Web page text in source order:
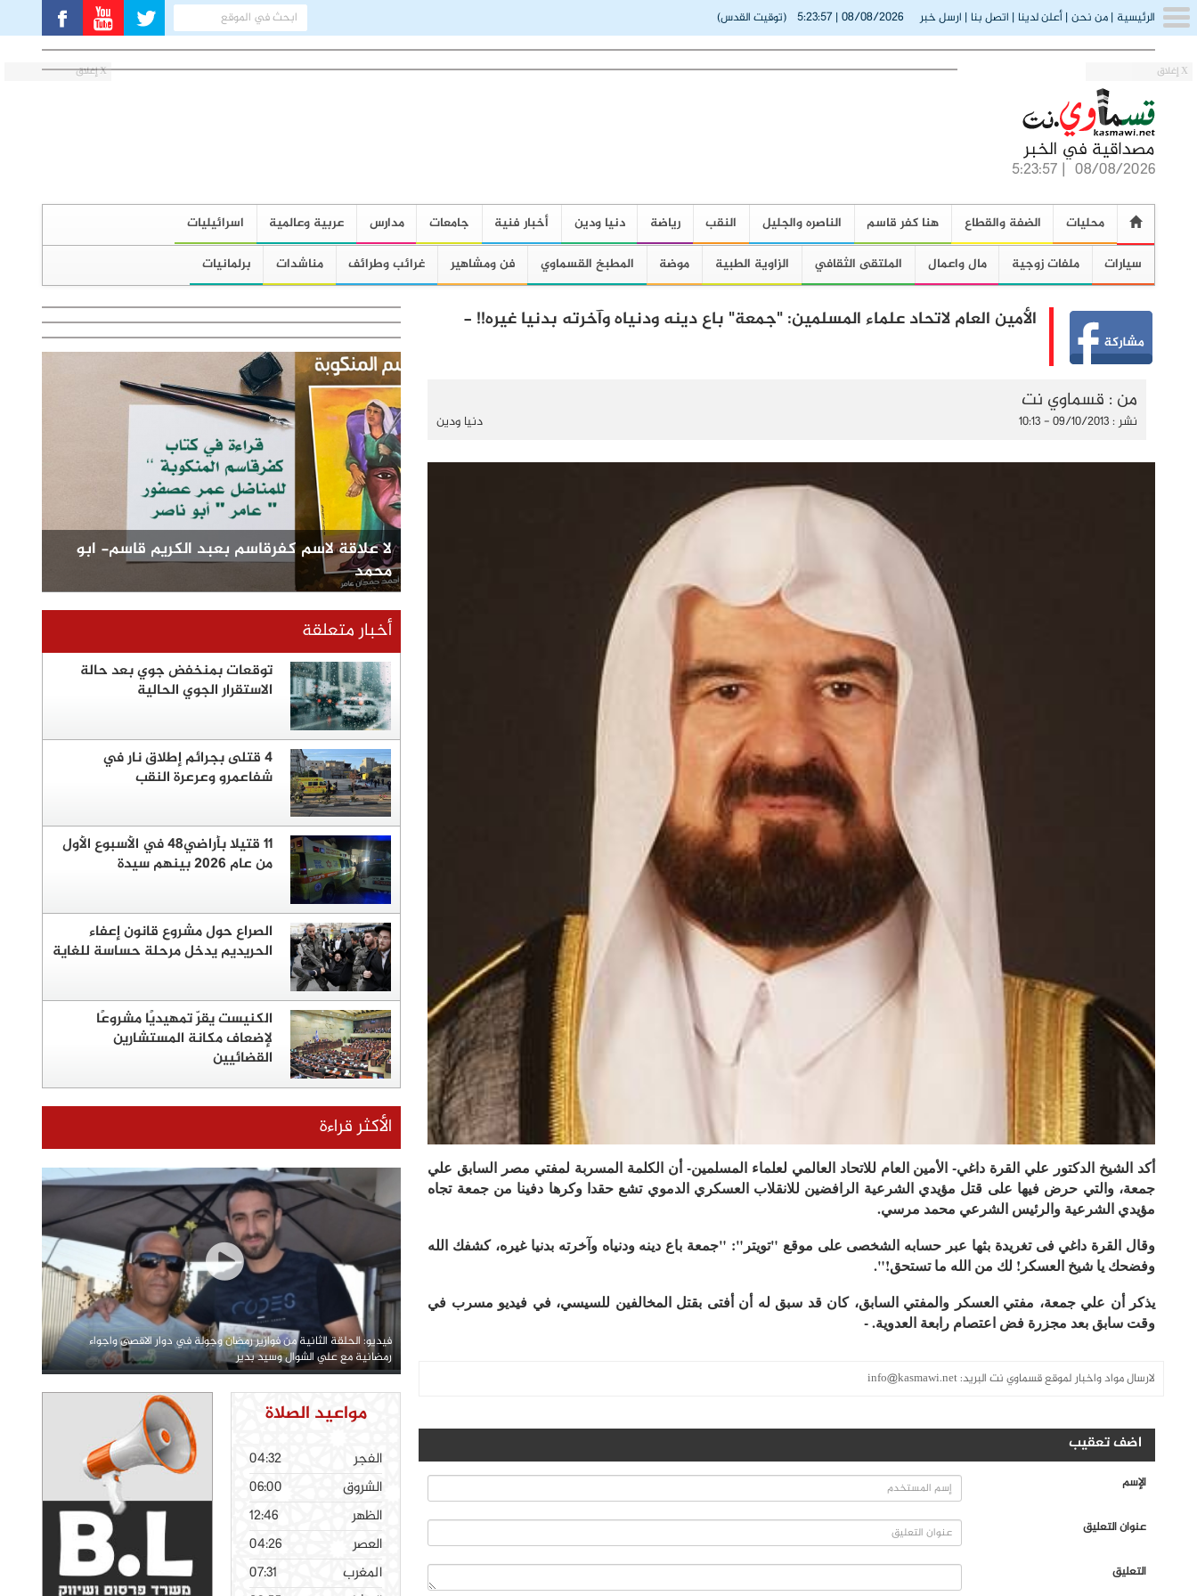
X إغلاق X إغلاق
الرئيسية |من نحن|أعلن لدينا | اتصل بنا | ارسل خبر 08/08/2026
|
5:23:58 (توقيت القدس)
08/08/2026
|
5:23:58
محليات الضفة والقطاع هنا كفر قاسم الناصره والجليل النقب رياضة دنيا ودين أخبار فنية جامعات مدارس عربية وعالمية
اسرائيليات
سيارات
ملفات زوجية مال واعمال الملتقى الثقافي الزاوية الطبية موضة المطبخ القسماوي فن ومشاهير غرائب وطرائف مناشدات برلمانيات
الأمين العام لاتحاد علماء المسلمين: "جمعة" باع دينه ودنياه وآخرته بدنيا غيره!! -
من : قسماوي نت
نشر : 09/10/2013 - 10:13 دنيا ودين
أكد الشيخ الدكتور علي القرة داغي- الأمين العام للاتحاد العالمي لعلماء المسلمين- أن الكلمة المسربة لمفتي مصر السابق علي
جمعة، والتي حرض فيها على قتل مؤيدي الشرعية الرافضين للانقلاب العسكري الدموي تشع حقدا وكرها دفينا من جمعة تجاه
مؤيدي الشرعية والرئيس الشرعي محمد مرسي.
وقال القرة داغي فى تغريدة بثها عبر حسابه الشخصى على موقع "تويتر": "جمعة باع دينه ودنياه وآخرته بدنيا غيره، كشفك الله
وفضحك يا شيخ العسكر! لك من الله ما تستحق!".
يذكر أن علي جمعة، مفتي العسكر والمفتي السابق، كان قد سبق له أن أفتى بقتل المخالفين للسيسي، في فيديو مسرب في
وقت سابق بعد مجزرة فض اعتصام رابعة العدوية. -
لارسال مواد واخبار لموقع قسماوي نت البريد:info@kasmawi.net
اضف تعقيب
الإسم
عنوان التعليق
التعليق
لا علاقة لاسم كفرقاسم بعبد الكريم قاسم- ابو
محمد
أخبار متعلقة
توقعات بمنخفض جوي بعد حالة
الاستقرار الجوي الحالية
4 قتلى بجرائم إطلاق نار في
شفاعمرو وعرعرة النقب
11 قتيلا بأراضي48 في الأسبوع الأول
من عام 2026 بينهم سيدة
الصراع حول مشروع قانون إعفاء
الحريديم يدخل مرحلة حساسة للغاية
الكنيست يقرّ تمهيديًا مشروعًا
لإضعاف مكانة المستشارين
القضائيين
الأكثر قراءة
فيديو: الحلقة الثانية من فوازير رمضان وجولة في دوار الاقصى واجواء
رمضانية مع علي الشوال وسيد بدير
مواعيد الصلاة
الفجر
04:32
الشروق
06:00
الظهر
12:46
العصر
04:26
المغرب
07:31